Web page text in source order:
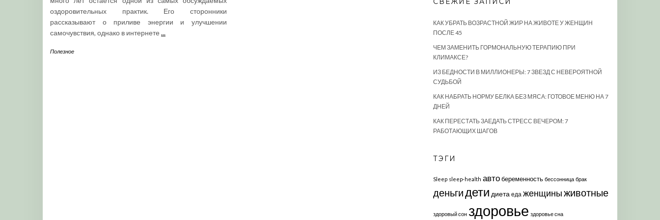
оздоровительных практик. Его сторонники
рассказывают о приливе энергии и улучшении
самочувствия, однако в интернете ...
Полезное
КАК УБРАТЬ ВОЗРАСТНОЙ ЖИР НА ЖИВОТЕ У ЖЕНЩИН
ПОСЛЕ 45
ЧЕМ ЗАМЕНИТЬ ГОРМОНАЛЬНУЮ ТЕРАПИЮ ПРИ
КЛИМАКСЕ?
ИЗ БЕДНОСТИ В МИЛЛИОНЕРЫ: 7 ЗВЕЗД С НЕВЕРОЯТНОЙ
СУДЬБОЙ
КАК НАБРАТЬ НОРМУ БЕЛКА БЕЗ МЯСА: ГОТОВОЕ МЕНЮ НА 7
ДНЕЙ
КАК ПЕРЕСТАТЬ ЗАЕДАТЬ СТРЕСС ВЕЧЕРОМ: 7
РАБОТАЮЩИХ ШАГОВ
ТЭГИ
Sleep sleep-health автобеременность бессонница брак
деньгидети диета еда женщиныживотные
здоровый сон здоровье здоровье сна